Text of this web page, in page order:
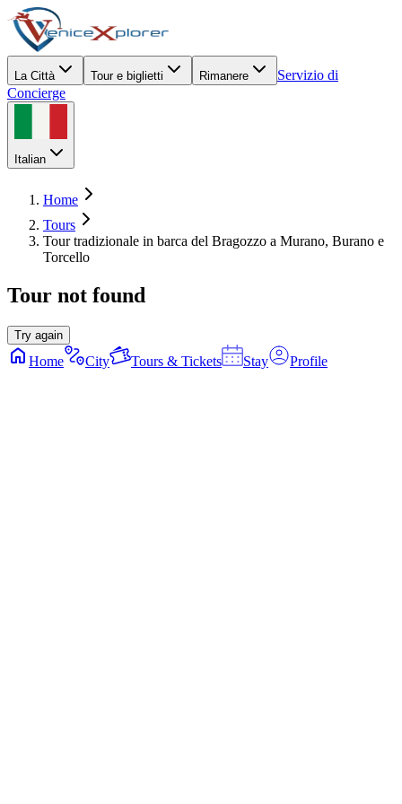
La Città Tour e biglietti Rimanere
Servizio di
Concierge
Italian
Home
Tours
Tour tradizionale in barca del Bragozzo a Murano, Burano e
Torcello
Tour not found
Try again
Home City Tours & Tickets Stay Profile